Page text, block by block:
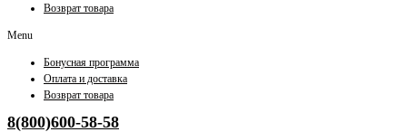
Возврат товара
Menu
Бонусная программа
Оплата и доставка
Возврат товара
8(800)600-58-58